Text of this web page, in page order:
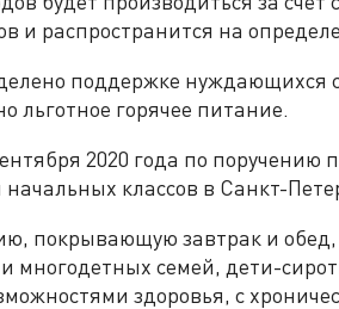
и распространится на
поддержке нуждающихся
льготное горячее питание.
2020 года по поручению
классов в Санкт-
покрывающую завтрак и обед,
многодетных семей, дети-
здоровья, с